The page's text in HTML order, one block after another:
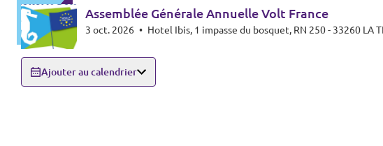
Assemblée Générale Annuelle Volt France
3 oct. 2026 • Hotel Ibis, 1 impasse du bosquet, RN 250 - 33260 LA
Ajouter au calendrier